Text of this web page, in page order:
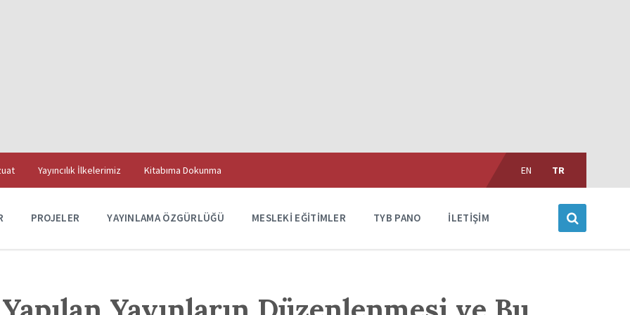
Yayıncılık İlkelerimiz
Kitabıma Dokunma
Choose
language:
EN TR
PROJELER YAYINLAMA ÖZGÜRLÜĞÜ MESLEKI EĞITIMLER TYB PANO İLETIŞIM